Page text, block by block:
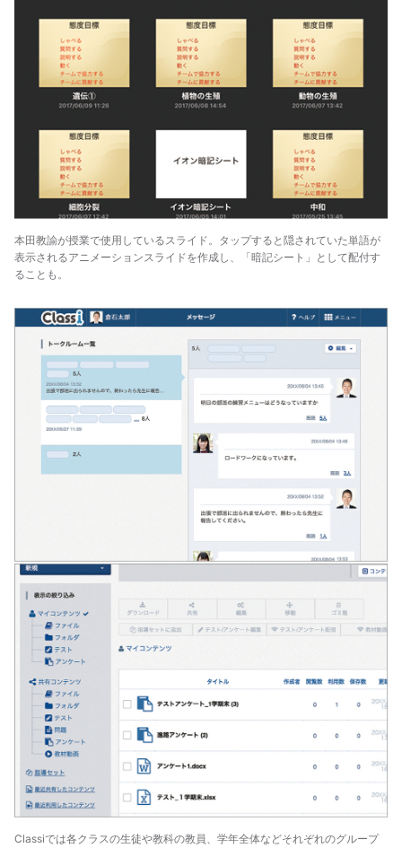
本田教諭が授業で使用しているスライド。タップすると隠されていた単語が
表示されるアニメーションスライドを作成し、「暗記シート」として配付す
ることも。
Classiでは各クラスの生徒や教科の教員、学年全体などそれぞれのグループ